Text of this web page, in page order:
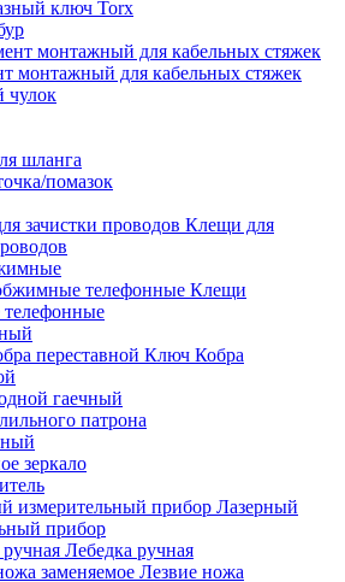
ключ Torx
монтажный для кабельных стяжек
чулок
шланга
помазок
Клещи для
Клещи
Ключ Кобра
гаечный
патрона
зеркало
Лазерный
прибор
Лебедка ручная
Лезвие ножа